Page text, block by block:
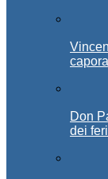
Don
dei